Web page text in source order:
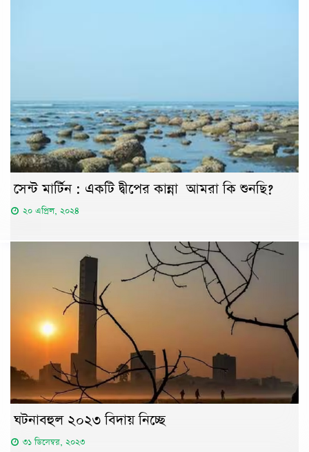
সেন্ট মার্টিন : একটি দ্বীপের কান্না আমরা কি শুনছি?
২০ এপ্রিল, ২০২৪
ঘটনাবহুল ২০২৩ বিদায় নিচ্ছে
৩১ ডিসেম্বর, ২০২৩